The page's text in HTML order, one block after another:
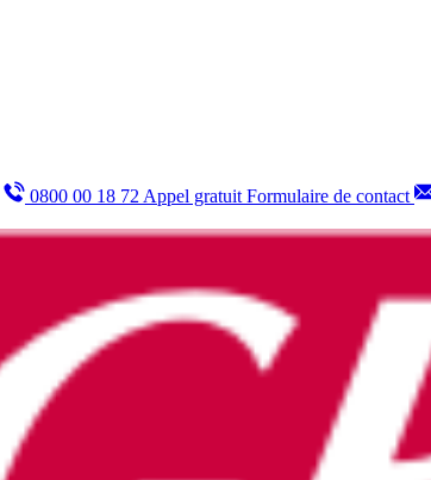
0800 00 18 72 Appel gratuit Formulaire de contact